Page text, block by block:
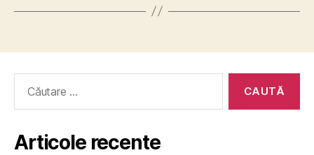
după:
Articole recente